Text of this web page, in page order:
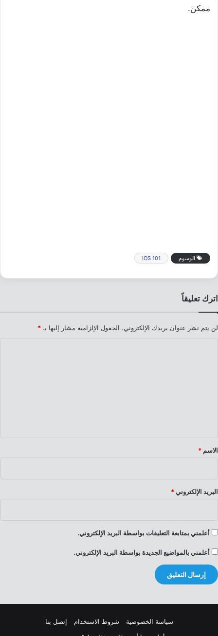
ممكن.
الوسوم iOS 101
اترك تعليقاً
لن يتم نشر عنوان بريدك الإلكتروني. الحقول الإلزامية مشار إليها بـ *
*
الاسم *
البريد الإلكتروني *
أعلمني بمتابعة التعليقات بواسطة البريد الإلكتروني.
أعلمني بالمواضيع الجديدة بواسطة البريد الإلكتروني.
سياسة الخصوصية شروط الاستخدام
إتصل بنا